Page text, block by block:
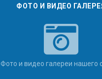
ФОТО И ВИДЕО
Фото и видео галереи нашего